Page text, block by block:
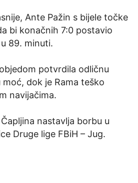
Ante Pažin s bijele točke
bi konačnih 7:0 postavio
89. minuti.
potvrdila odličnu
dok je Rama teško
navijačima.
nastavlja borbu u
Druge lige FBiH – Jug.